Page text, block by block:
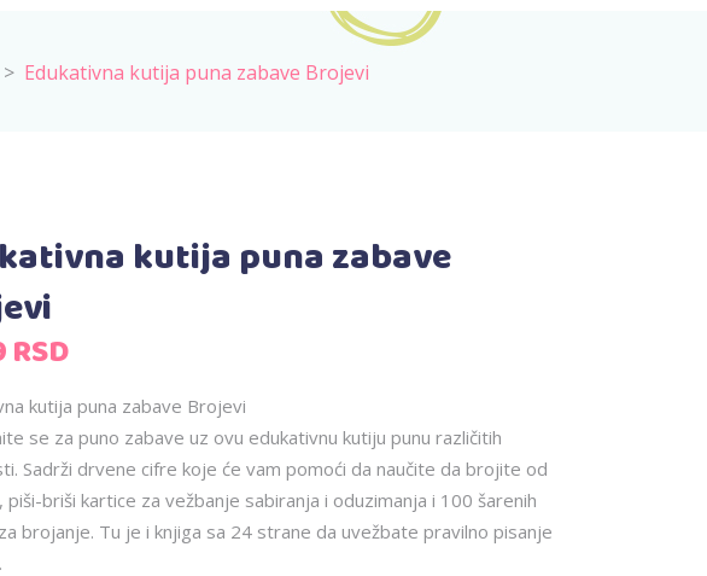
> Edukativna kutija puna zabave Brojevi
kutija puna zabave
RSD
kutija puna zabave Brojevi
se za puno zabave uz ovu edukativnu kutiju punu različitih
Sadrži drvene cifre koje će vam pomoći da naučite da brojite od
piši-briši kartice za vežbanje sabiranja i oduzimanja i 100 šarenih
brojanje. Tu je i knjiga sa 24 strane da uvežbate pravilno pisanje